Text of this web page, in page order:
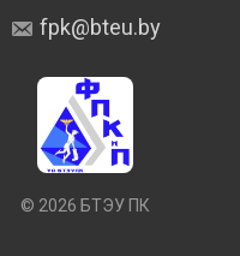
fpk@bteu.by
© 2026 БТЭУ ПК